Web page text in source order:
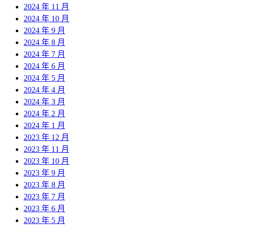
2024 年 11 月
2024 年 10 月
2024 年 9 月
2024 年 8 月
2024 年 7 月
2024 年 6 月
2024 年 5 月
2024 年 4 月
2024 年 3 月
2024 年 2 月
2024 年 1 月
2023 年 12 月
2023 年 11 月
2023 年 10 月
2023 年 9 月
2023 年 8 月
2023 年 7 月
2023 年 6 月
2023 年 5 月